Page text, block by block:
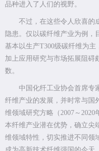
品种进入了人们的视野。
不过，在这些令人欣喜的
隐患。仅以碳纤维产业为例，
基本以生产T300级碳纤维为主
加上应用研究与市场拓展阻碍
数。
中国化纤工业协会首席专
纤维产业的发展，并时常与国
维领域研究方略（2007～
本纤维产业潜在优势，确立尖
维领域特性，切实推进不同